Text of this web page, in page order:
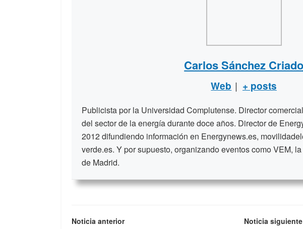
Carlos Sánchez Criado
Web | + posts
Publicista por la Universidad Complutense. Director
del sector de la energía durante doce años. Director de
2012 difundiendo información en Energynews.es,
verde.es. Y por supuesto, organizando eventos como VEM,
de Madrid.
Noticia anterior
Noticia siguiente